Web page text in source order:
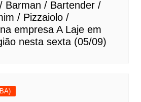
Barman / Bartender /
/ Pizzaiolo /
empresa A Laje em
nesta sexta (05/09)